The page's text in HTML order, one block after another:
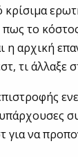
πως το
η αρχική
τι άλλαξε
για να